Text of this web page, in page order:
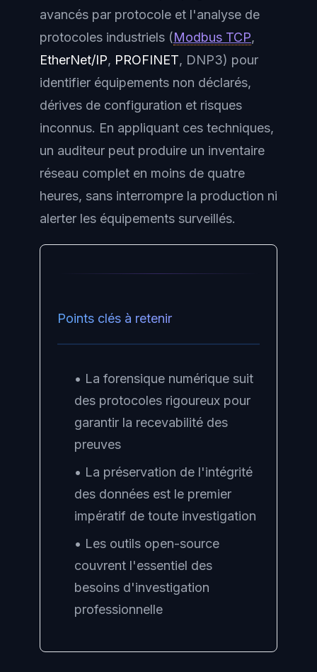
avancés par protocole et l'analyse de
protocoles industriels (Modbus TCP,
EtherNet/IP, PROFINET, DNP3) pour
identifier équipements non déclarés,
dérives de configuration et risques
inconnus. En appliquant ces techniques,
un auditeur peut produire un inventaire
réseau complet en moins de quatre
heures, sans interrompre la production ni
alerter les équipements surveillés.
Points clés à retenir
• La forensique numérique suit
des protocoles rigoureux pour
garantir la recevabilité des
preuves
• La préservation de l'intégrité
des données est le premier
impératif de toute investigation
• Les outils open-source
couvrent l'essentiel des
besoins d'investigation
professionnelle